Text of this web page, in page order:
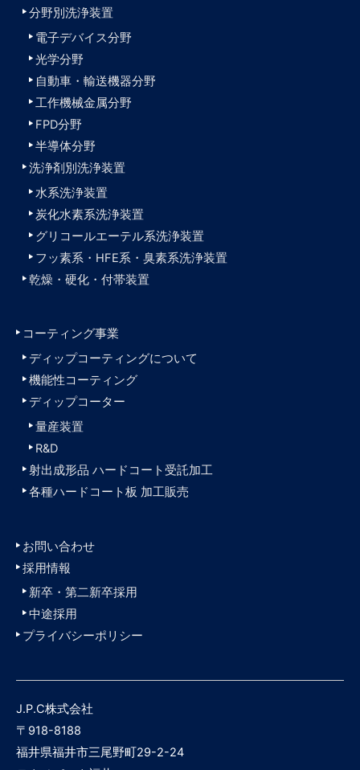
分野別洗浄装置
電子デバイス分野
光学分野
自動車・輸送機器分野
工作機械金属分野
FPD分野
半導体分野
洗浄剤別洗浄装置
水系洗浄装置
炭化水素系洗浄装置
グリコールエーテル系洗浄装置
フッ素系・HFE系・臭素系洗浄装置
乾燥・硬化・付帯装置
コーティング事業
ディップコーティングについて
機能性コーティング
ディップコーター
量産装置
R&D
射出成形品 ハードコート受託加工
各種ハードコート板 加工販売
お問い合わせ
採用情報
新卒・第二新卒採用
中途採用
プライバシーポリシー
J.P.C株式会社
〒918-8188
福井県福井市三尾野町29-2-24